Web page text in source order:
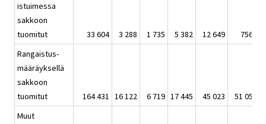
istuimessa
sakkoon
tuomitut
33 604 3 288 1 735 5 382 12 649
7561
Rangaistus-
määräyksellä
sakkoon
tuomitut
164 431 16 122 6 719 17 445 45 023 51 051
Muut